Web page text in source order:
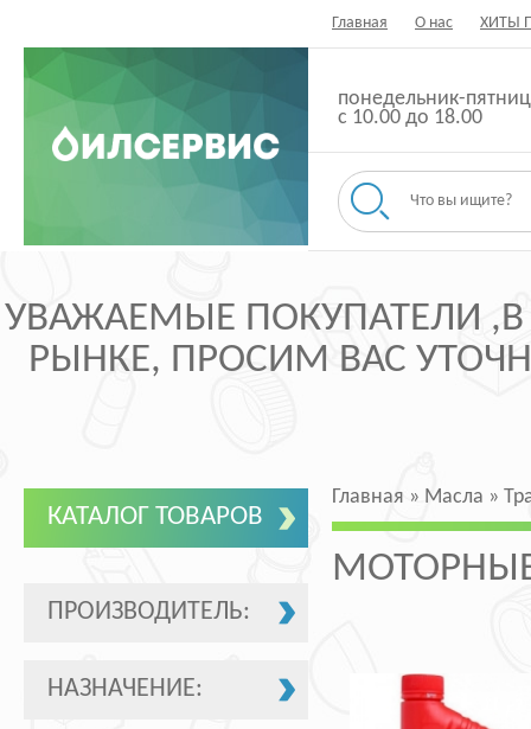
Главная О нас ХИТЫ
понедельник-
с 10.00 до 18.00
УВАЖАЕМЫЕ ПОКУПАТЕЛИ
РЫНКЕ, ПРОСИМ ВАС
КАТАЛОГ ТОВАРОВ
ПРОИЗВОДИТЕЛЬ:
НАЗНАЧЕНИЕ:
Главная » Масла »